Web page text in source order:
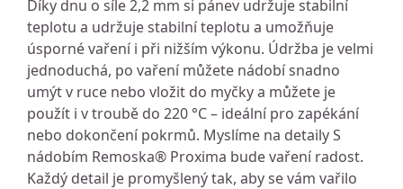
Díky dnu o síle 2,2 mm si pánev udržuje stabilní
teplotu a udržuje stabilní teplotu a umožňuje
úsporné vaření i při nižším výkonu. Údržba je velmi
jednoduchá, po vaření můžete nádobí snadno
umýt v ruce nebo vložit do myčky a můžete je
použít i v troubě do 220 °C – ideální pro zapékání
nebo dokončení pokrmů. Myslíme na detaily S
nádobím Remoska® Proxima bude vaření radost.
Každý detail je promyšlený tak, aby se vám vařilo